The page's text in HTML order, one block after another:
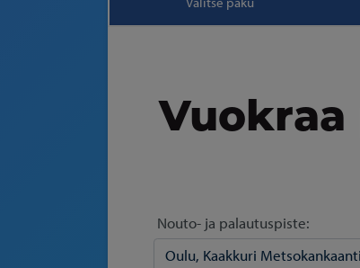
Nouto- ja palautuspiste: